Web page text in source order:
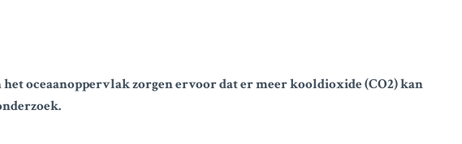
oceaanoppervlak zorgen ervoor dat er meer kooldioxide (CO2) kan